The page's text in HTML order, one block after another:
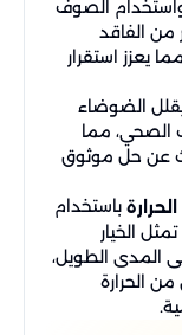
واستخدام الصوف
من الفاقد
يعزز استقرار
الضوضاء
الصحي، مما
عن حل موثوق
باستخدام
الخيار
المدى الطويل،
الحرارة